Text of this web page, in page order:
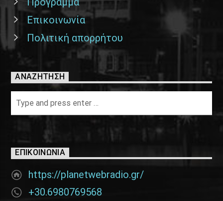
Επικοινωνία
Πολιτική απορρήτου
ΑΝΑΖΉΤΗΣΗ
ΕΠΙΚΟΙΝΩΝΊΑ
https://planetwebradio.gr/
+30.6980769568